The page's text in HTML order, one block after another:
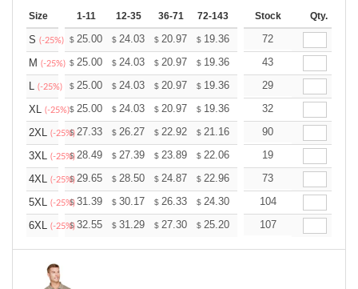
Size 1-11 12-35 36-71 72-143 144-287 288 + More
Stock Qty.
S (-25%) $ 25.00 $ 24.03 $ 20.97 $ 19.36 18.39
72
M (-25%) $ 25.00 $ 24.03 $ 20.97 $ 19.36 18.39
43
L (-25%) $ 25.00 $ 24.03 $ 20.97 $ 19.36 18.39
29
XL (-25%)$ 25.00 $ 24.03 $ 20.97 $ 19.36 18.39
32
2XL (-25%)
$27.33 $ 26.27 $ 22.92 $ 21.16 20.10
90
3XL (-25%)
$28.49 $ 27.39 $ 23.89 $ 22.06 20.95
19
4XL (-25%)
$29.65 $ 28.50 $ 24.87 $ 22.96 21.81
73
5XL (-25%)
$31.39 $ 30.17 $ 26.33 $ 24.30 23.08
104
6XL (-25%)
$32.55 $ 31.29 $ 27.30 $ 25.20 23.94
107